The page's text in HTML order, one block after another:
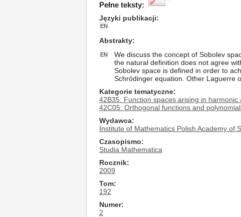
Pełne teksty:
Języki publikacji
EN
Abstrakty
EN
We discuss the concept of Sobolev
the natural definition does not agree
Sobolev space is defined in order to
Schrödinger equation. Other Laguerre
Kategorie tematyczne
42B35: Function spaces arising in harmonic
42C05: Orthogonal functions and
Wydawca
Institute of Mathematics Polish Academy of
Czasopismo
Studia Mathematica
Rocznik
2009
Tom
192
Numer
2